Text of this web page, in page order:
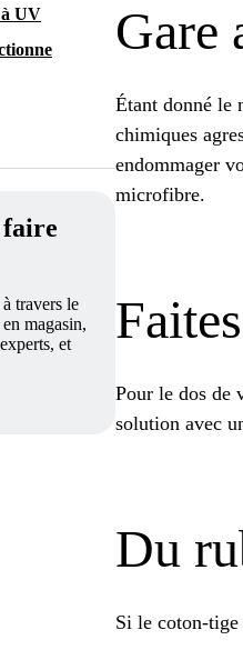
UV
faire
travers le
magasin,
et
Gare
Étant donné le
chimiques
endommager
microfibre.
Pour le dos de
solution avec
Du
Si le coton-tige